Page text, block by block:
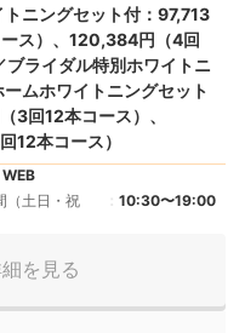
トニングセット付：97,713
ス）、120,384円（4回
ブライダル特別ホワイトニ
ムホワイトニングセット
3回12本コース）、
12本コース）
（土日・祝
10:30〜19:00
を見る